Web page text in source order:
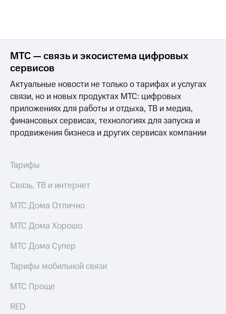
в
регионе
и акционерам
Корпоративное
управление
Корпоративный
секретарь
Раскрытие
информации
"МТС"
акционеров
кабинет
Акционерный
капитал
Контроль
аудит
Рынок
МТС — связь и экосистема цифровых
сервисов
Актуальные новости не только о тарифах и услугах
связи, но и новых продуктах МТС: цифровых
приложениях для работы и отдыха, ТВ и медиа,
финансовых сервисах, технологиях для запуска и
продвижения бизнеса и других сервисах компании
Тарифы
Связь, ТВ и интернет
МТС Дома Отлично
МТС Дома Хорошо
МТС Дома Супер
Тарифы мобильной связи
МТС Проще
RED